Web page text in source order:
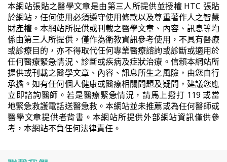
本網站張貼之醫學文章是由第三人所提供並授權 HTC 張貼
於網站，任何使用必須遵守使用條款以及尊重著作人之智慧
財產權。本網站所提供或刊載之醫學文章、內容、訊息等均
係由第三人所提供，僅作為衛教資訊參考使用，不具有醫療
或診療目的，亦不得取代任何專業醫療諮詢或診斷或適用於
任何醫療緊急情況、診斷或疾病及症狀治療。信賴本網站所
提供或刊載之醫學文章、內容、訊息所生之風險，由您自行
承擔。如有任何個人健康或醫療相關問題及疑問，建議您應
立即諮詢醫師。若是醫療緊急情況，請馬上撥打 119 或當
地緊急救護電話送醫急救。本網站並未推薦或為任何醫師或
醫學文章提供者背書。本網站所提供外部網站資訊僅供參
考，本網站不負任何法律責任。